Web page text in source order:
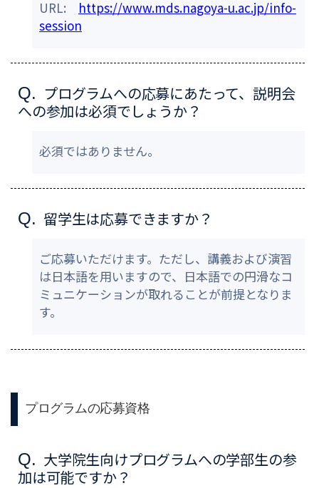
URL: https://www.mds.nagoya-u.ac.jp/info-
session
Q. プログラムへの応募にあたって、説明会
への参加は必須でしょうか？
必須ではありません。
Q. 留学生は応募できますか？
ご応募いただけます。ただし、講義および演習
は日本語を用いますので、日本語での円滑なコ
ミュニケーションが取れることが前提となりま
す。
プログラムの応募資格
Q. 大学院生向けプログラムへの学部生の参
加は可能ですか？